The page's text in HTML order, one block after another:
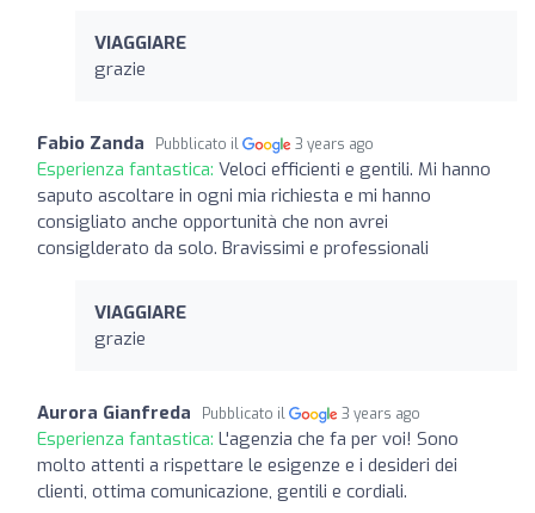
VIAGGIARE
grazie
Fabio Zanda Pubblicato il 3 years ago
Esperienza fantastica: Veloci efficienti e gentili. Mi hanno
saputo ascoltare in ogni mia richiesta e mi hanno
consigliato anche opportunità che non avrei
consiglderato da solo. Bravissimi e professionali
VIAGGIARE
grazie
Aurora Gianfreda Pubblicato il 3 years ago
Esperienza fantastica: L'agenzia che fa per voi! Sono
molto attenti a rispettare le esigenze e i desideri dei
clienti, ottima comunicazione, gentili e cordiali.